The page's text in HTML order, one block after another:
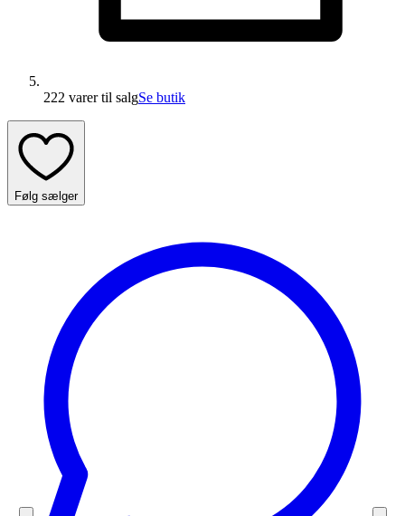
222 varertil salgSe butik
Følg sælger